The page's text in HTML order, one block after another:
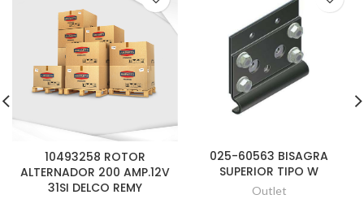
10493258 ROTOR
ALTERNADOR 200 AMP.12V
31SI DELCO REMY
025-60563 BISAGRA
SUPERIOR TIPO W
Outlet